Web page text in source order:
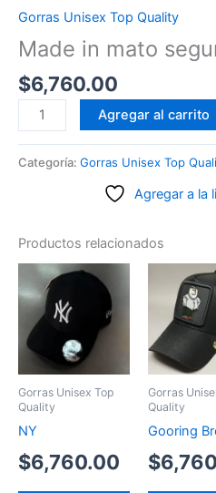
Gorras Unisex Top Quality
Made in mato
$6,760.00
Made
in
segunda
Agregar al carrito
Categoría: Gorras Unisex Top
Agregar a la
Productos relacionados
Gorras Unisex Top
Quality
NY
$6,760.00
Gorras
Quality
Gooring
$